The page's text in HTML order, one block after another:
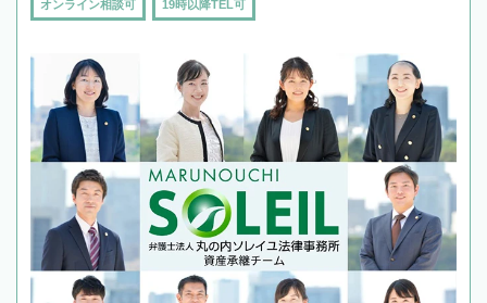
オンライン相談可 19時以降TEL可